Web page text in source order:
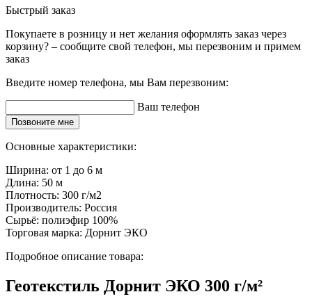
Быстрый заказ
Покупаете в розницу и нет желания оформлять заказ через
корзину? – сообщите свой телефон, мы перезвоним и примем
заказ
Введите номер телефона, мы Вам перезвоним:
Ваш телефон
Позвоните мне
Основные характеристики:
Ширина: от 1 до 6 м
Длина: 50 м
Плотность: 300 г/м2
Производитель: Россия
Сырьё: полиэфир 100%
Торговая марка: Дорнит ЭКО
Подробное описание товара:
Геотекстиль Дорнит ЭКО 300 г/м²